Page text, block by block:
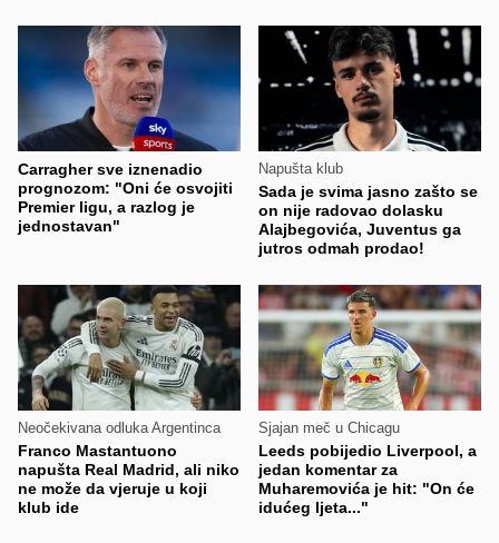
Carragher sve iznenadio
prognozom: "Oni će osvojiti
Premier ligu, a razlog je
jednostavan"
Napušta klub
Sada je svima jasno zašto se
on nije radovao dolasku
Alajbegovića, Juventus ga
jutros odmah prodao!
Neočekivana odluka Argentinca
Franco Mastantuono
napušta Real Madrid, ali niko
ne može da vjeruje u koji
klub ide
Sjajan meč u Chicagu
Leeds pobijedio Liverpool, a
jedan komentar za
Muharemovića je hit: "On će
idućeg ljeta..."